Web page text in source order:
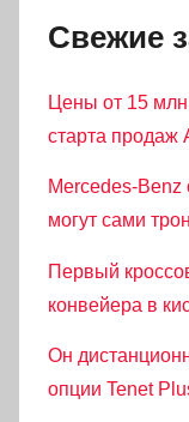
Свежие
Цены от 15
старта продаж
Mercedes-
могут сами
Первый
конвейера в
Он
опции Tenet